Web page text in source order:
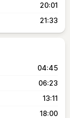
20:01
21:33
04:45
06:23
13:11
18:00